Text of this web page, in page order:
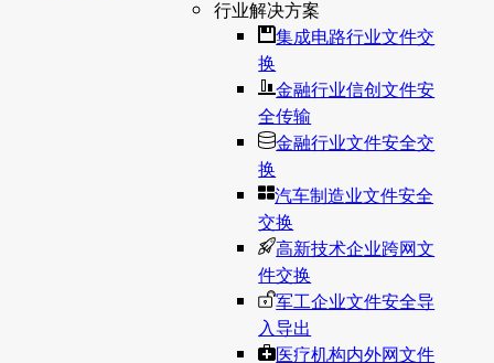
行业解决方案
集成电路行业文件交
换
金融行业信创文件安
全传输
金融行业文件安全交
换
汽车制造业文件安全
交换
高新技术企业跨网文
件交换
军工企业文件安全导
入导出
医疗机构内外网文件